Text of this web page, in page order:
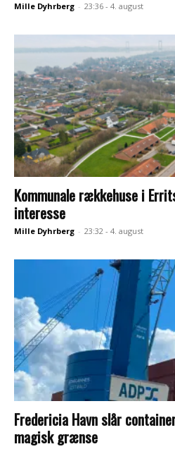
Mille Dyhrberg - 23:36 - 4. august
Kommunale rækkehuse i
interesse
Mille Dyhrberg - 23:32 - 4. august
Fredericia Havn slår
magisk grænse